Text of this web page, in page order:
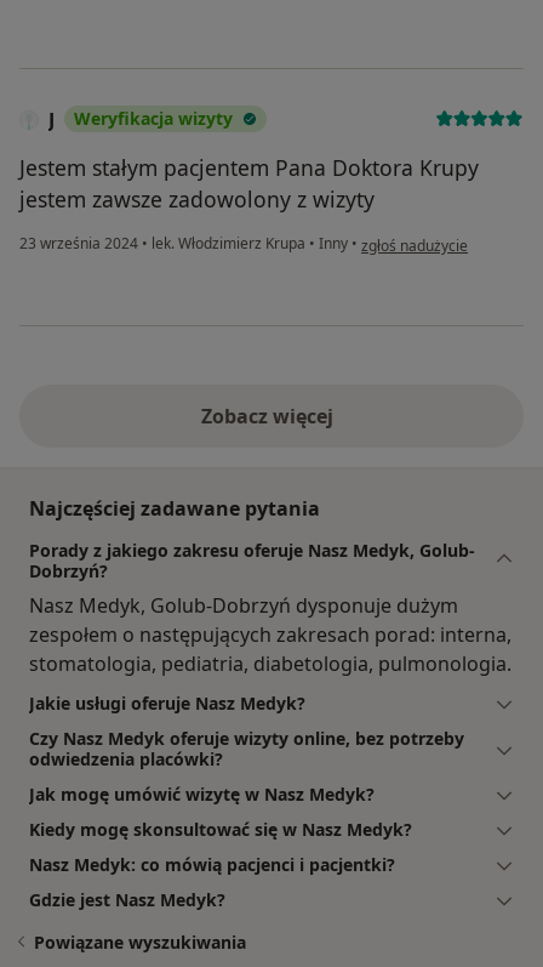
J Weryfikacja wizyty
Jestem stałym pacjentem Pana Doktora Krupy
jestem zawsze zadowolony z wizyty
23 września 2024 • lek. Włodzimierz Krupa • Inny • w opinii użytkownika J
zgłoś nadużycie
Zobacz więcej
Najczęściej zadawane pytania
Porady z jakiego zakresu oferuje Nasz Medyk, Golub-
Dobrzyń?
Nasz Medyk, Golub-Dobrzyń dysponuje dużym
zespołem o następujących zakresach porad: interna,
stomatologia, pediatria, diabetologia, pulmonologia.
Jakie usługi oferuje Nasz Medyk?
Czy Nasz Medyk oferuje wizyty online, bez potrzeby
odwiedzenia placówki?
Jak mogę umówić wizytę w Nasz Medyk?
Kiedy mogę skonsultować się w Nasz Medyk?
Nasz Medyk: co mówią pacjenci i pacjentki?
Gdzie jest Nasz Medyk?
Powiązane wyszukiwania